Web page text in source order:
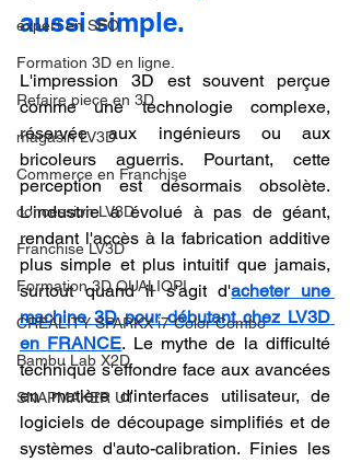
expert en SEO
Formation 3D en ligne.
Refaire piece en 3D
magasin LV3D
Commerce en Franchise
concession LV3D
Franchise LV3D
Formation 3D QUALIOPI
CREALITY SPARKX i7 Color Combo
Bambu Lab X2D
SNAPMAKER U1
aussi simple.
L'impression 3D est souvent perçue
comme une technologie complexe,
réservée aux ingénieurs ou aux
bricoleurs aguerris. Pourtant, cette
perception est désormais obsolète.
L'industrie a évolué à pas de géant,
rendant l'accès à la fabrication additive
plus simple et plus intuitif que jamais,
surtout quand il s'agit d'acheter une
machine 3D pour débutant chez LV3D
en FRANCE. Le mythe de la difficulté
technique s'effondre face aux avancées
en matière d'interfaces utilisateur, de
logiciels de découpage simplifiés et de
systèmes d'auto-calibration. Finies les